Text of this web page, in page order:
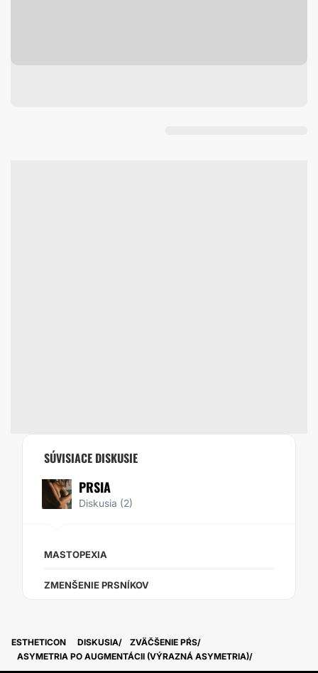
SÚVISIACE DISKUSIE
PRSIA
Diskusia (2)
MASTOPEXIA
ZMENŠENIE PRSNÍKOV
ESTHETICON DISKUSIA
ZVÄČŠENIE PŔS
ASYMETRIA PO AUGMENTÁCII (VÝRAZNÁ ASYMETRIA)